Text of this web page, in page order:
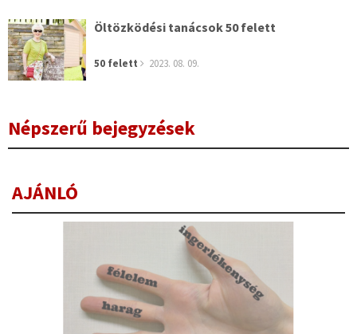
Öltözködési tanácsok 50 felett
50 felett 2023. 08. 09.
Népszerű bejegyzések
AJÁNLÓ